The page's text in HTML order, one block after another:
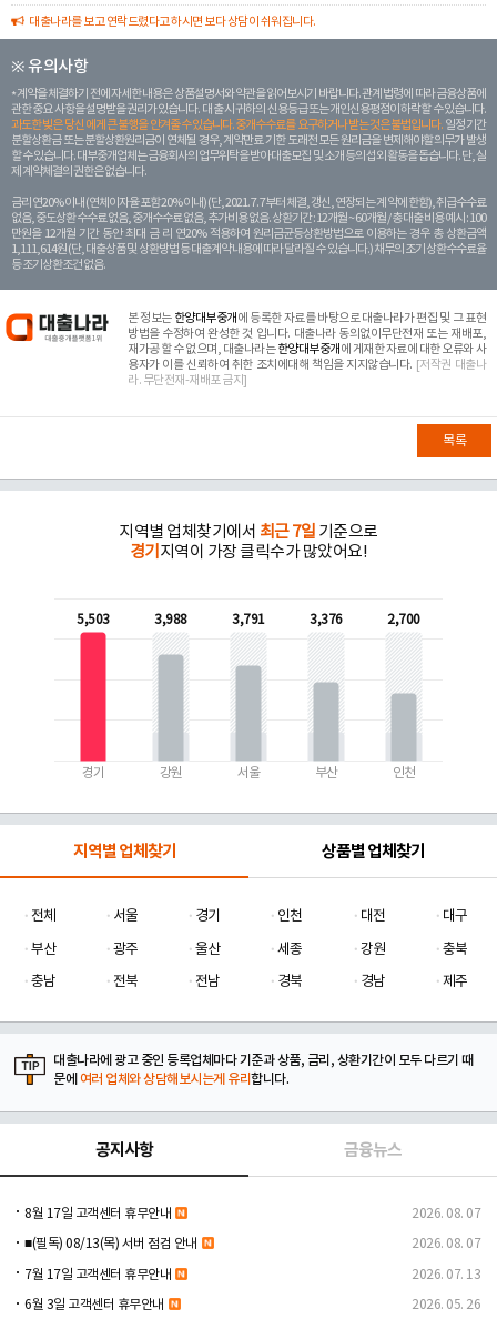
대출나라를 보고 연락드렸다고 하시면 보다 상담이 쉬워집니다.
※ 유의사항
계약을 체결하기 전에 자세한 내용은 상품설명서와 약관을 읽어보시기 바랍니다. 관계 법령에 따라 금융상품에
관한 중요 사항을 설명받을 권리가 있습니다. 대 출 시 귀하의 신용등급 또는 개인신용평점이 하락할 수 있습니다.
과도한 빚은 당신 에게 큰 불행을 안겨줄 수 있습니다. 중개수수료를 요구하거나 받는 것은 불법입니다. 일정 기간
분할상환금 또는 분할상환원리금이 연체될 경우, 계약만료 기한 도래전 모든 원리금을 변제해야할 의무가 발생
할 수 있습니다. 대부중개업체는 금융회사의 업무위탁을 받아 대출모집 및 소개 등의 섭외 활동을 돕습니다. 단, 실
제 계약체결의 권한은 없습니다.
금리 연20% 이내 (연체이자율 포함 20% 이내) (단, 2021. 7. 7부터 체결, 갱신, 연장되는 계 약에 한함), 취급수수료
없음, 중도상환 수수료 없음, 중개수수료 없음, 추가비용 없음. 상환기간 : 12개월 ~ 60개월 / 총 대출 비용 예시 : 100
만원을 12개월 기간 동안 최대 금 리 연20% 적용하여 원리금균등상환방법으로 이용하는 경우 총 상환금액
1,111,614원 (단, 대출상품 및 상환방법 등 대출계약 내용에 따라 달라질 수 있습니다.) 채무의 조기 상환수수료율
등 조기상환조건 없음.
본 정보는 한양대부중개 에 등록한 자료를 바탕으로 대출나라가 편집 및 그 표현
방법을 수정하여 완성한 것 입니다. 대출나라 동의없이무단전재 또는 재배포,
재가공 할 수 없으며, 대출나라는한양대부중개 에 게재한 자료에 대한 오류와 사
용자가 이를 신뢰하여 취한 조치에대해 책임을 지지않습니다. [저작권 대출나
라. 무단전재-재배포 금지]
목록
지역별 업체찾기에서 최근 7일 기준으로
경기 지역이 가장 클릭수가 많았어요!
5,503
경기
3,988
강원
3,791
서울
3,376
부산
2,700
인천
지역별 업체찾기 상품별 업체찾기
전체 서울 경기 인천 대전
대구
부산
광주 울산 세종 강원
충북
충남
전북 전남 경북 경남 제주
대출나라에 광고 중인 등록업체마다 기준과 상품, 금리, 상환기간이 모두 다르기 때
문에 여러 업체와 상담해보시는게 유리합니다.
공지사항 금융뉴스
8월 17일 고객센터 휴무안내 2026. 08. 07
■(필독) 08/13(목) 서버 점검 안내 2026. 08. 07
7월 17일 고객센터 휴무안내 2026. 07. 13
6월 3일 고객센터 휴무안내 2026. 05. 26